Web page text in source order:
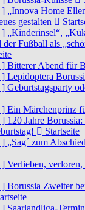
] „Innova Home
gestalten
] „Kinderinsel“,
der Fußball als
] Bitterer Abend für
] Lepidoptera
] Geburtstagsparty
] Ein Märchenprinz
] 120 Jahre
Startseite
] „Sag´ zum
] Verlieben, verloren,
] Borussia Zweiter
] Saarlandliga-